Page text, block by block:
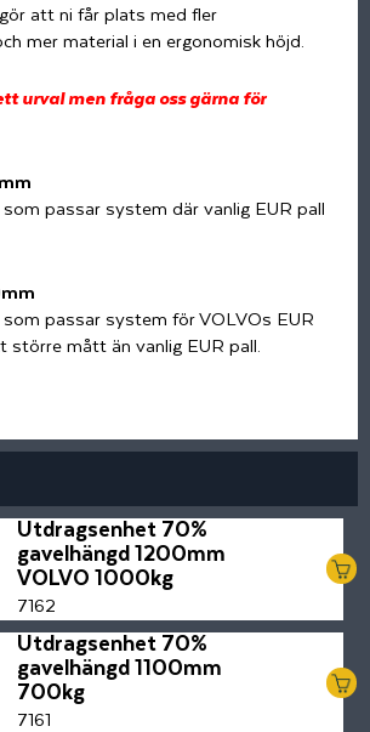
att ni får plats med fler
mer material i en ergonomisk höjd.
urval men fråga oss gärna för
passar system där vanlig EUR pall
som passar system för VOLVOs EUR
större mått än vanlig EUR pall.
Utdragsenhet 70%
gavelhängd 1200mm
VOLVO 1000kg
7162
Utdragsenhet 70%
gavelhängd 1100mm
700kg
7161